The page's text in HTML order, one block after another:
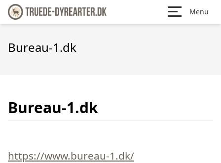
Menu
Bureau-1.dk
Bureau-1.dk
https://www.bureau-1.dk/